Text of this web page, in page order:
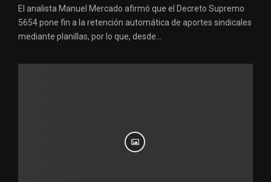
El analista Manuel Mercado afirmó que el Decreto Supremo
5654 pone fin a la retención automática de aportes sindicales
mediante planillas, por lo que, desde...